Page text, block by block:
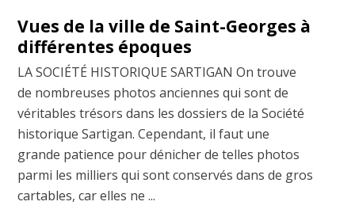
Vues de la ville de Saint-Georges à
différentes époques
LA SOCIÉTÉ HISTORIQUE SARTIGAN On trouve
de nombreuses photos anciennes qui sont de
véritables trésors dans les dossiers de la Société
historique Sartigan. Cependant, il faut une
grande patience pour dénicher de telles photos
parmi les milliers qui sont conservés dans de gros
cartables, car elles ne ...